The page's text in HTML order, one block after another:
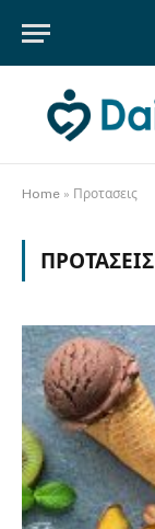
Home » Προτασεις
ΠΡΟΤΑΣΕΙΣ